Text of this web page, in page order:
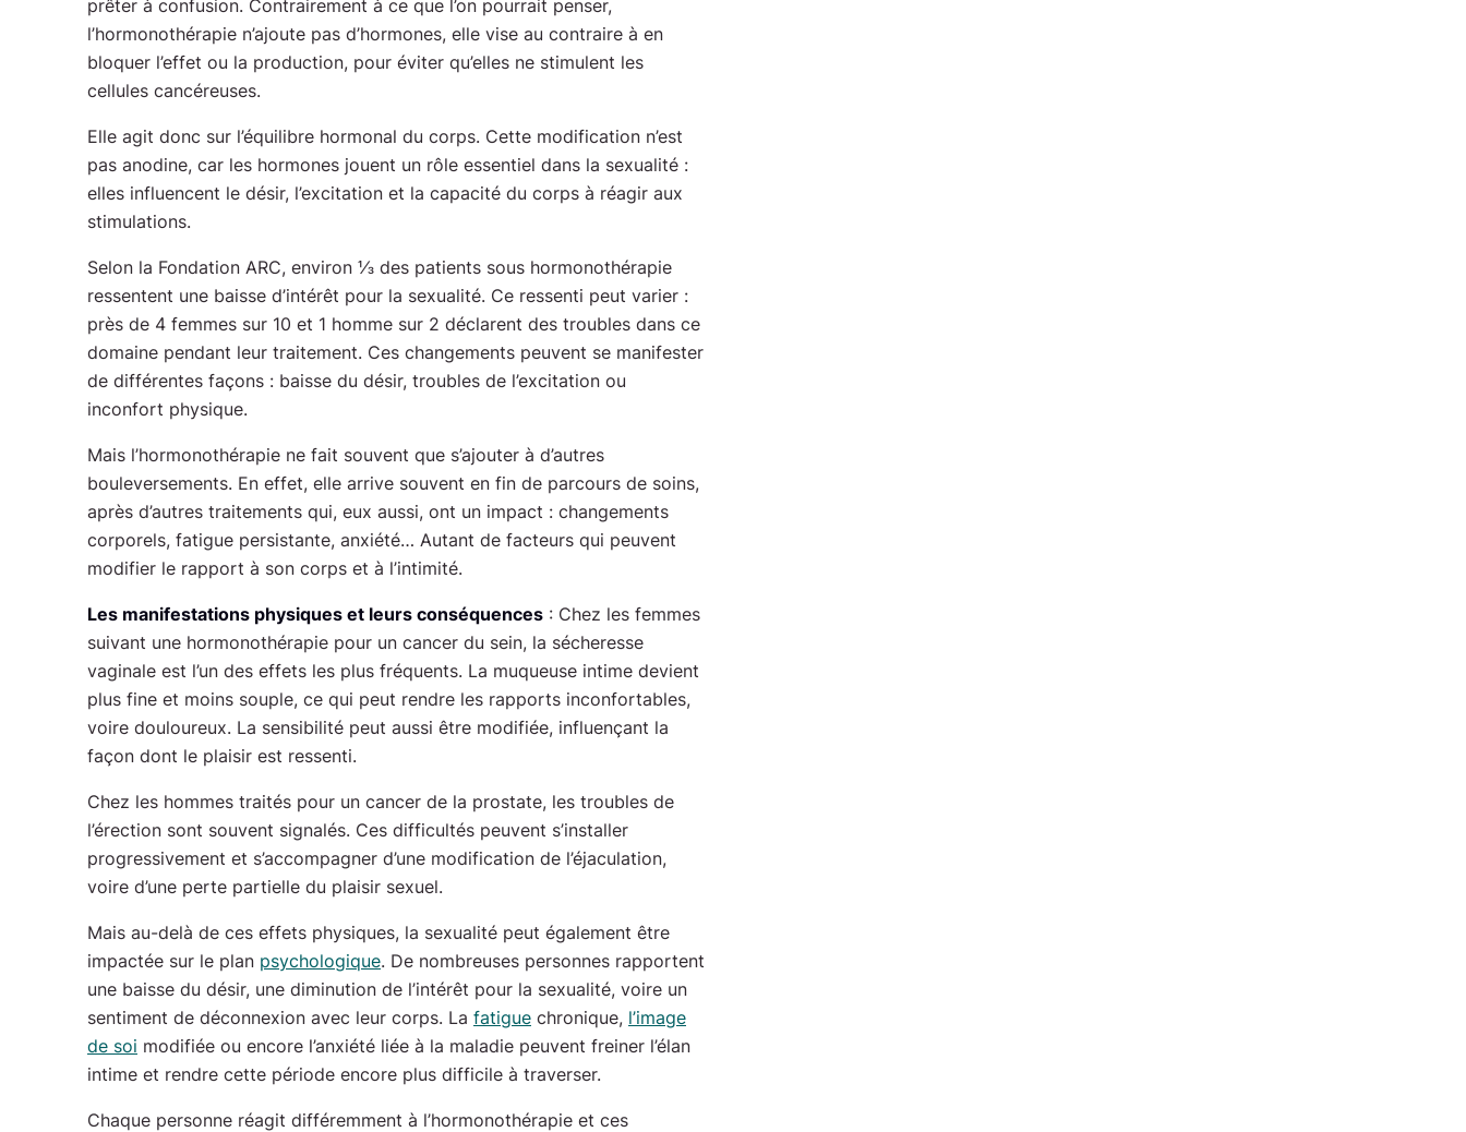
prêter à confusion. Contrairement à ce que l’on pourrait penser,
l’hormonothérapie n’ajoute pas d’hormones, elle vise au contraire à en
bloquer l’effet ou la production, pour éviter qu’elles ne stimulent les
cellules cancéreuses.
Elle agit donc sur l’équilibre hormonal du corps. Cette modification n’est
pas anodine, car les hormones jouent un rôle essentiel dans la sexualité :
elles influencent le désir, l’excitation et la capacité du corps à réagir aux
stimulations.
Selon la Fondation ARC, environ ⅓ des patients sous hormonothérapie
ressentent une baisse d’intérêt pour la sexualité. Ce ressenti peut varier :
près de 4 femmes sur 10 et 1 homme sur 2 déclarent des troubles dans ce
domaine pendant leur traitement. Ces changements peuvent se manifester
de différentes façons : baisse du désir, troubles de l’excitation ou
inconfort physique.
Mais l’hormonothérapie ne fait souvent que s’ajouter à d’autres
bouleversements. En effet, elle arrive souvent en fin de parcours de soins,
après d’autres traitements qui, eux aussi, ont un impact : changements
corporels, fatigue persistante, anxiété… Autant de facteurs qui peuvent
modifier le rapport à son corps et à l’intimité.
Les manifestations physiques et leurs conséquences : Chez les femmes
suivant une hormonothérapie pour un cancer du sein, la sécheresse
vaginale est l’un des effets les plus fréquents. La muqueuse intime devient
plus fine et moins souple, ce qui peut rendre les rapports inconfortables,
voire douloureux. La sensibilité peut aussi être modifiée, influençant la
façon dont le plaisir est ressenti.
Chez les hommes traités pour un cancer de la prostate, les troubles de
l’érection sont souvent signalés. Ces difficultés peuvent s’installer
progressivement et s’accompagner d’une modification de l’éjaculation,
voire d’une perte partielle du plaisir sexuel.
Mais au-delà de ces effets physiques, la sexualité peut également être
impactée sur le plan psychologique. De nombreuses personnes rapportent
une baisse du désir, une diminution de l’intérêt pour la sexualité, voire un
sentiment de déconnexion avec leur corps. La fatigue chronique, l’image
de soi modifiée ou encore l’anxiété liée à la maladie peuvent freiner l’élan
intime et rendre cette période encore plus difficile à traverser.
Chaque personne réagit différemment à l’hormonothérapie et ces